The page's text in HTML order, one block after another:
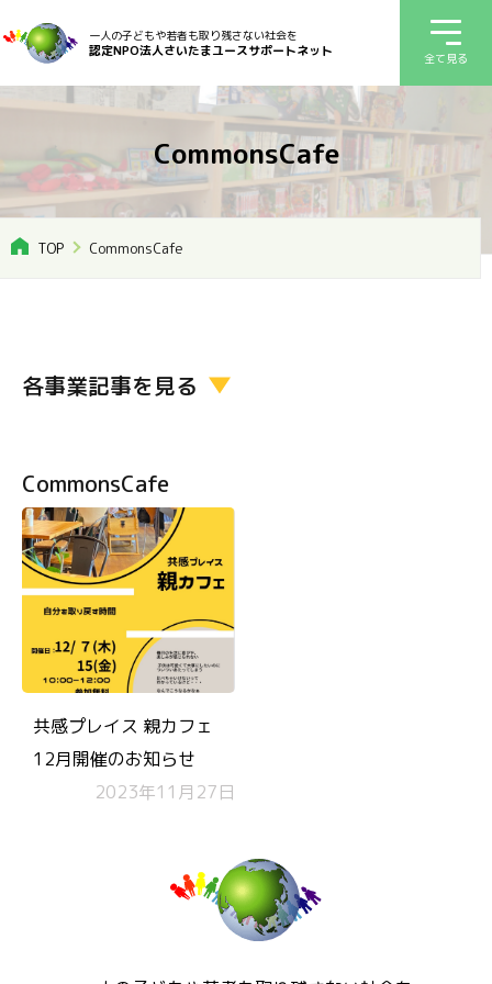
一人の子どもや若者も取り残さない社会を
認定NPO法人さいたまユースサポートネット 全て見る
CommonsCafe
TOP CommonsCafe
各事業記事を見る
CommonsCafe
共感プレイス 親カフェ
12月開催のお知らせ
2023年11月27日